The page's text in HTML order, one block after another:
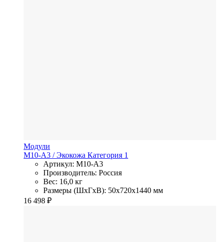
Модули
M10-A3 / Экокожа Категория 1
Артикул: M10-A3
Производитель: Россия
Вес: 16,0 кг
Размеры (ШхГхВ): 50x720x1440 мм
16 498 ₽